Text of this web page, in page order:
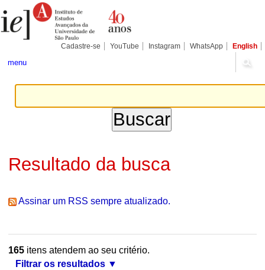
para
conteúdo.
Pessoais
Cadastre-se YouTube Instagram WhatsApp English
menu
Resultado da busca
Assinar um RSS sempre atualizado.
165itens atendem ao seu critério.
Filtrar os resultados